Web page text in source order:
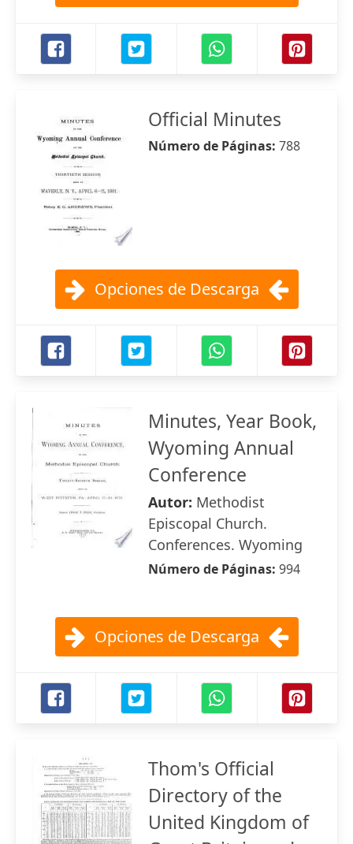
Official Minutes
Número de Páginas: 788
Opciones de Descarga
Minutes, Year Book,
Wyoming Annual
Conference
Autor: Methodist
Episcopal Church.
Conferences. Wyoming
Número de Páginas: 994
Opciones de Descarga
Thom's Official
Directory of the
United Kingdom of